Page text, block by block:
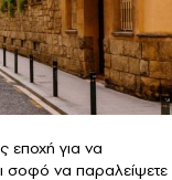
εποχή για να
σοφό να παραλείψετε